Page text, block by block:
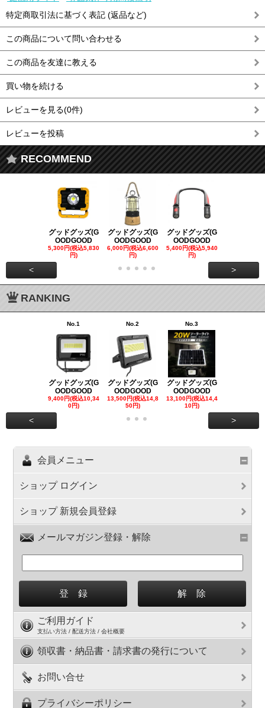
特定商取引法に基づく表記 (返品など)
この商品について問い合わせる
この商品を友達に教える
買い物を続ける
レビューを見る(0件)
レビューを投稿
RECOMMEND
グッドグッズ(G
OODGOOD
5,300円(税込5,830
円)
グッドグッズ(G
OODGOOD
6,000円(税込6,600
円)
グッドグッズ(G
OODGOOD
5,400円(税込5,940
円)
< >
RANKING
No.1
グッドグッズ(G
OODGOOD
9,400円(税込10,34
0円)
No.2
グッドグッズ(G
OODGOOD
13,500円(税込14,8
50円)
No.3
グッドグッズ(G
OODGOOD
13,100円(税込14,4
10円)
< >
会員メニュー
ショップ ログイン
ショップ 新規会員登録
メールマガジン登録・解除
ご利用ガイド
支払い方法 / 配送方法 / 会社概要
領収書・納品書・請求書の発行について
お問い合せ
プライバシーポリシー